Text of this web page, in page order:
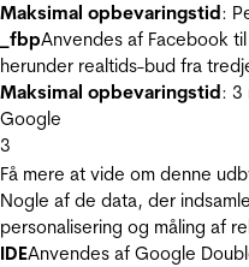
Maksimal opbevaringstid:
_fbpAnvendes af Facebook
herunder realtids-bud fra
Maksimal opbevaringstid: 3
Google
3
Få mere at vide om denne
Nogle af de data, der
personalisering og måling af
IDEAnvendes af Google